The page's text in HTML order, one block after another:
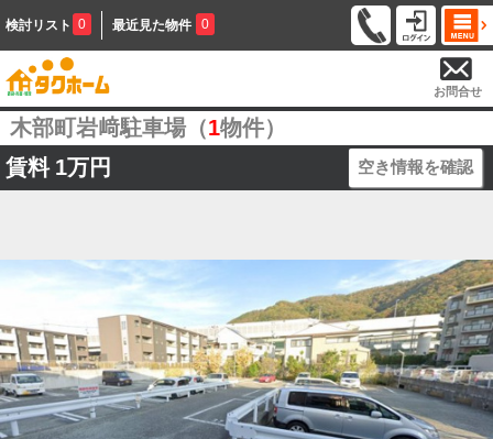
検討リスト 0 最近見た物件 0
お問合せ
木部町岩﨑駐車場（1物件）
賃料 1万円 空き情報を確認